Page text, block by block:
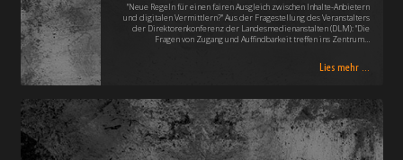
"Neue Regeln für einen fairen Ausgleich zwischen Inhalte-Anbietern
und digitalen Vermittlern?" Aus der Fragestellung des Veranstalters
der Direktorenkonferenz der Landesmedienanstalten (DLM): "Die
Fragen von Zugang und Auffindbarkeit treffen ins Zentrum…
Lies mehr ...